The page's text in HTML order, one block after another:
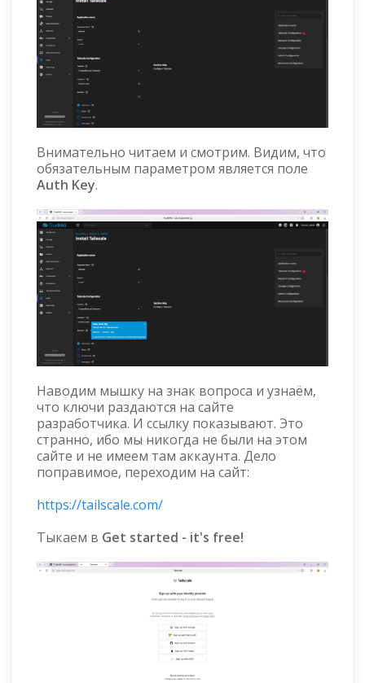
Внимательно читаем и смотрим. Видим, что
обязательным параметром является поле
Auth Key.
Наводим мышку на знак вопроса и узнаём,
что ключи раздаются на сайте
разработчика. И ссылку показывают. Это
странно, ибо мы никогда не были на этом
сайте и не имеем там аккаунта. Дело
поправимое, переходим на сайт:
https://tailscale.com/
Тыкаем в Get started - it's free!